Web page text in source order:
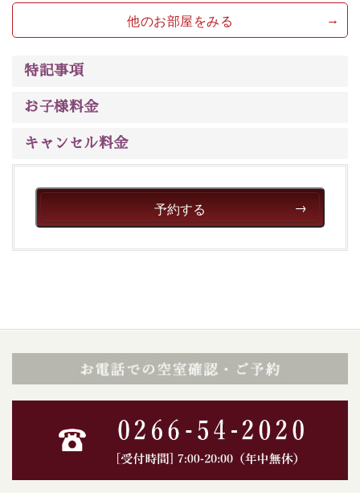
以上がプラン内容です。
で心癒されます。 清らかな源泉、自然の恵みあるお食
いただける、美しく癒される宿で贅沢に幸せのときを安
他のお部屋をみる
特記事項
お子様料金
キャンセル料金
予約する